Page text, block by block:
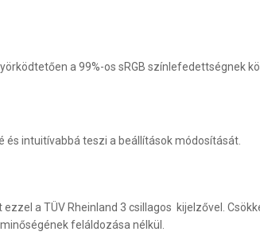
a 99%-os sRGB színlefedettségnek
és intuitívabbá teszi a beállítások módosítását.
a TÜV Rheinland 3 csillagos kijelzővel.
feláldozása nélkül.